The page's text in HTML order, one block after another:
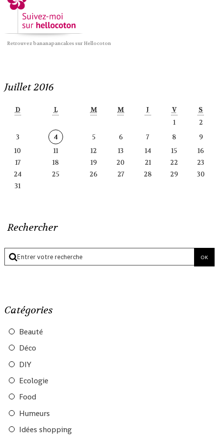
Retrouvez bananapancakes sur Hellocoton
Juillet 2016
D L M M J V
S
1
2
3
4 5 6 7 8
9
10
11 12 13 14 15
16
17
18 19 20 21 22
23
24
25 26 27 28 29
30
31
Rechercher
Catégories
Beauté
Déco
DIY
Ecologie
Food
Humeurs
Idées shopping